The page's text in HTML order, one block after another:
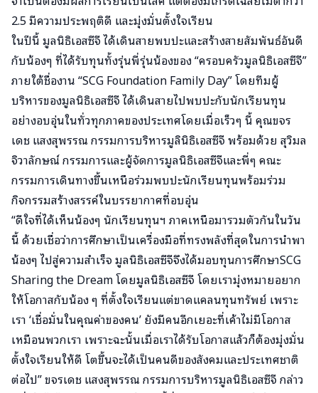
2.5 มีความประพฤติดี และมุ่งมั่นตั้งใจเรียน
ในปีนี้ มูลนิธิเอสซีจี ได้เดินสายพบปะและสร้างสายสัมพันธ์อันดี
กับน้องๆ ที่ได้รับทุนทั้งรุ่นพี่รุ่นน้องของ “ครอบครัวมูลนิธิเอสซีจี”
ภายใต้ชื่องาน “SCG Foundation Family Day” โดยทีมผู้
บริหารของมูลนิธิเอสซีจี ได้เดินสายไปพบปะกับนักเรียนทุน
อย่างอบอุ่นในทั่วทุกภาคของประเทศโดยเมื่อเร็วๆ นี้ คุณขจร
เดช แสงสุพรรณ กรรมการบริหารมูลินิธิเอสซีจี พร้อมด้วย สุวิมล
จิวาลักษณ์ กรรมการและผู้จัดการมูลนิธิเอสซีจีและพี่ๆ คณะ
กรรมการเดินทางขึ้นเหนือร่วมพบปะนักเรียนทุนพร้อมร่วม
กิจกรรมสร้างสรรค์ในบรรยากาศที่อบอุ่น
“ดีใจที่ได้เห็นน้องๆ นักเรียนทุนฯ ภาคเหนือมารวมตัวกันในวัน
นี้ ด้วยเชื่อว่าการศึกษาเป็นเครื่องมือที่ทรงพลังที่สุดในการนำพา
น้องๆ ไปสู่ความสำเร็จ มูลนิธิเอสซีจีจึงได้มอบทุนการศึกษาSCG
Sharing the Dream โดยมูลนิธิเอสซีจี โดยเรามุ่งหมายอยาก
ให้โอกาสกับน้อง ๆ ที่ตั้งใจเรียนแต่ขาดแคลนทุนทรัพย์ เพราะ
เรา ‘เชื่อมั่นในคุณค่าของคน’ ยังมีคนอีกเยอะที่เค้าไม่มีโอกาส
เหมือนพวกเรา เพราะฉะนั้นเมื่อเราได้รับโอกาสแล้วก็ต้องมุ่งมั่น
ตั้งใจเรียนให้ดี โตขึ้นจะได้เป็นคนดีของสังคมและประเทศชาติ
ต่อไป” ขจรเดช แสงสุพรรณ กรรมการบริหารมูลนิธิเอสซีจี กล่าว